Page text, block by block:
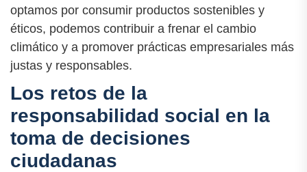
optamos por consumir productos sostenibles y
éticos, podemos contribuir a frenar el cambio
climático y a promover prácticas empresariales más
justas y responsables.
Los retos de la
responsabilidad social en la
toma de decisiones
ciudadanas